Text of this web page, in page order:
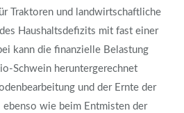
ANMELDEN
Traktoren und landwirtschaftliche
Haushaltsdefizits mit fast einer
kann die finanzielle Belastung
Schwein heruntergerechnet
und der Ernte der
wie beim Entmisten der